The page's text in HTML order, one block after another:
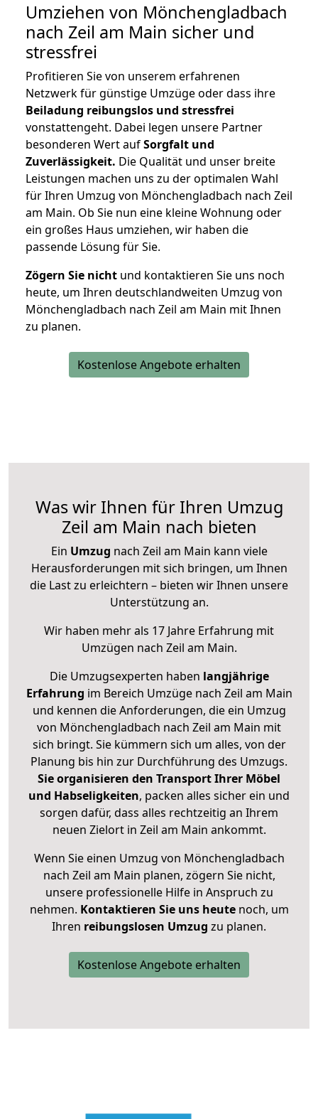
Umziehen von Mönchengladbach
nach Zeil am Main sicher und
stressfrei
Profitieren Sie von unserem erfahrenen
Netzwerk für günstige Umzüge oder dass ihre
Beiladung reibungslos und stressfrei
vonstattengeht. Dabei legen unsere Partner
besonderen Wert aufSorgfalt und
Zuverlässigkeit. Die Qualität und unser breite
Leistungen machen uns zu der optimalen Wahl
für Ihren Umzug von Mönchengladbach nach Zeil
am Main. Ob Sie nun eine kleine Wohnung oder
ein großes Haus umziehen, wir haben die
passende Lösung für Sie.
Zögern Sie nicht und kontaktieren Sie uns noch
heute, um Ihren deutschlandweiten Umzug von
Mönchengladbach nach Zeil am Main mit Ihnen
zu planen.
Kostenlose Angebote erhalten
Was wir Ihnen für Ihren Umzug
Zeil am Main nach bieten
Ein Umzug nach Zeil am Main kann viele
Herausforderungen mit sich bringen, um Ihnen
die Last zu erleichtern – bieten wir Ihnen unsere
Unterstützung an.
Wir haben mehr als 17 Jahre Erfahrung mit
Umzügen nach Zeil am Main.
Die Umzugsexperten haben langjährige
Erfahrung im Bereich Umzüge nach Zeil am Main
und kennen die Anforderungen, die ein Umzug
von Mönchengladbach nach Zeil am Main mit
sich bringt. Sie kümmern sich um alles, von der
Planung bis hin zur Durchführung des Umzugs.
Sie organisieren den Transport Ihrer Möbel
und Habseligkeiten, packen alles sicher ein und
sorgen dafür, dass alles rechtzeitig an Ihrem
neuen Zielort in Zeil am Main ankommt.
Wenn Sie einen Umzug von Mönchengladbach
nach Zeil am Main planen, zögern Sie nicht,
unsere professionelle Hilfe in Anspruch zu
nehmen. Kontaktieren Sie uns heutenoch, um
Ihren reibungslosen Umzug zu planen.
Kostenlose Angebote erhalten